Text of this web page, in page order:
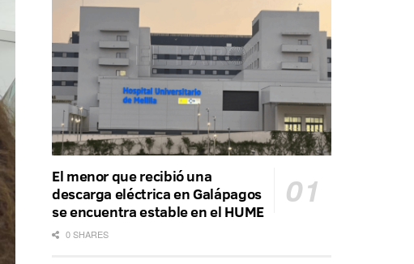
El menor que recibió una
descarga eléctrica en Galápagos
se encuentra estable en el HUME
0 SHARES